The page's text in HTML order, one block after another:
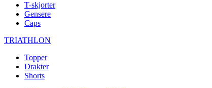
T-skjorter
Gensere
Caps
TRIATHLON
Topper
Drakter
Shorts